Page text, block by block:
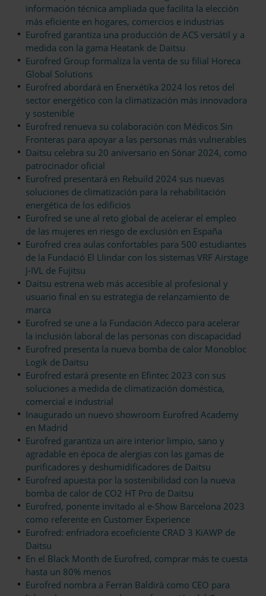
información técnica ampliada que facilita la elección
más eficiente en hogares, comercios e industrias
Eurofred garantiza una producción de ACS versátil y a
medida con la gama Heatank de Daitsu
Eurofred Group formaliza la venta de su filial Horeca
Global Solutions
Eurofred abordará en Enerxétika 2024 los retos del
sector energético con la climatización más innovadora
y sostenible
Eurofred renueva su colaboración con Médicos Sin
Fronteras para apoyar a las personas más vulnerables
Daitsu celebra su 20 aniversario en Sónar 2024, como
patrocinador oficial
Eurofred presentará en Rebuild 2024 sus nuevas
soluciones de climatización para la rehabilitación
energética de los edificios
Eurofred se une al reto global de acelerar el empleo
de las mujeres en riesgo de exclusión en España
Eurofred crea aulas confortables para 500 estudiantes
de la Fundació El Llindar con los sistemas VRF Airstage
J-IVL de Fujitsu
Daitsu estrena web más accesible al profesional y
usuario final en su estrategia de relanzamiento de
marca
Eurofred se une a la Fundación Adecco para acelerar
la inclusión laboral de las personas con discapacidad
Eurofred presenta la nueva bomba de calor Monobloc
Logik de Daitsu
Eurofred estará presente en Efintec 2023 con sus
soluciones a medida de climatización doméstica,
comercial e industrial
Inaugurado un nuevo showroom Eurofred Academy
en Madrid
Eurofred garantiza un aire interior limpio, sano y
agradable en época de alergias con las gamas de
purificadores y deshumidificadores de Daitsu
Eurofred apuesta por la sostenibilidad con la nueva
bomba de calor de CO2 HT Pro de Daitsu
Eurofred, ponente invitado al e-Show Barcelona 2023
como referente en Customer Experience
Eurofred: enfriadora ecoeficiente CRAD 3 KiAWP de
Daitsu
En el Black Month de Eurofred, comprar más te cuesta
hasta un 80% menos
Eurofred nombra a Ferran Baldirà como CEO para